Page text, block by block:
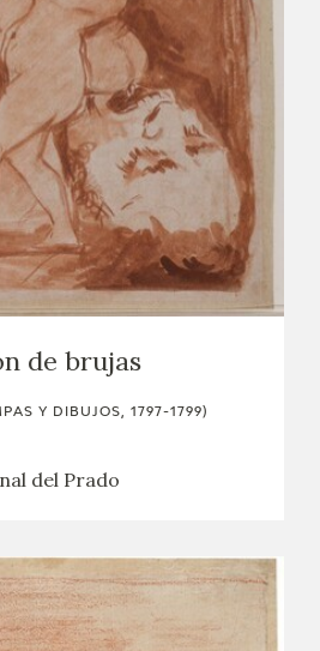
de brujas
Y DIBUJOS, 1797-1799)
del Prado